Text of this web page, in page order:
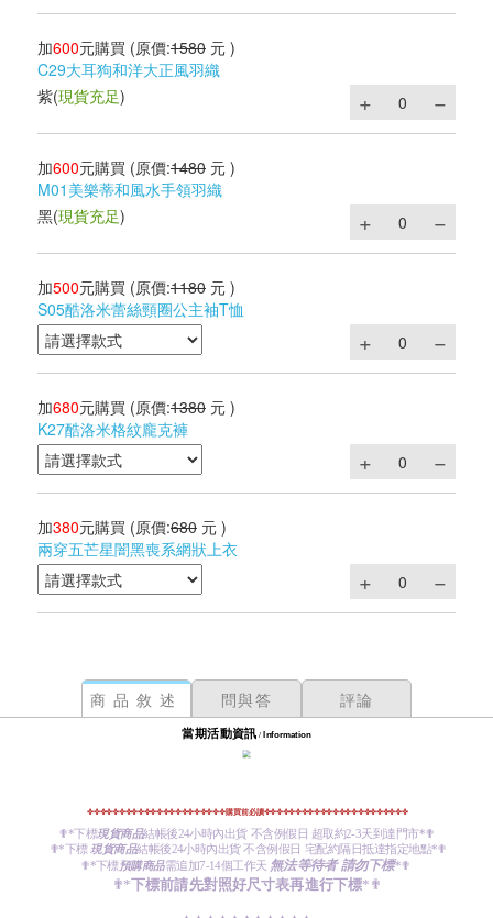
加600元購買 (原價:1580 元 )
C29大耳狗和洋大正風羽織
紫(現貨充足)
加600元購買 (原價:1480 元 )
M01美樂蒂和風水手領羽織
黑(現貨充足)
加500元購買 (原價:1180 元 )
S05酷洛米蕾絲頸圈公主袖T恤
加680元購買 (原價:1380 元 )
K27酷洛米格紋龐克褲
加380元購買 (原價:680 元 )
兩穿五芒星闇黑喪系網狀上衣
商品敘述 問與答 評論